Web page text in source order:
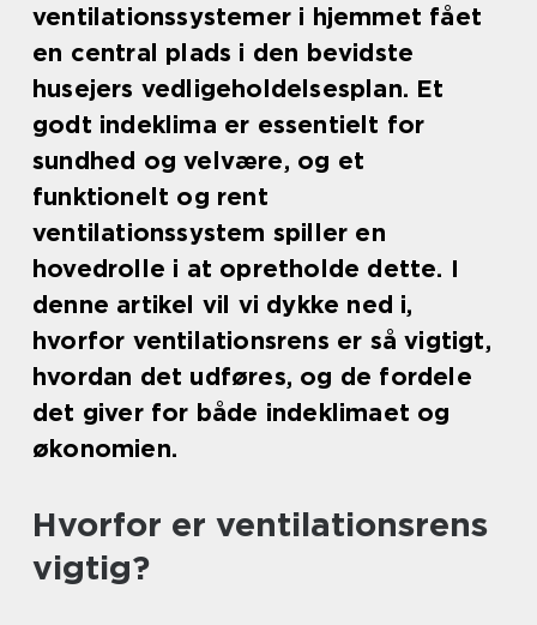
ventilationssystemer i hjemmet fået
en central plads i den bevidste
husejers vedligeholdelsesplan. Et
godt indeklima er essentielt for
sundhed og velvære, og et
funktionelt og rent
ventilationssystem spiller en
hovedrolle i at opretholde dette. I
denne artikel vil vi dykke ned i,
hvorfor ventilationsrens er så vigtigt,
hvordan det udføres, og de fordele
det giver for både indeklimaet og
økonomien.
Hvorfor er ventilationsrens
vigtig?